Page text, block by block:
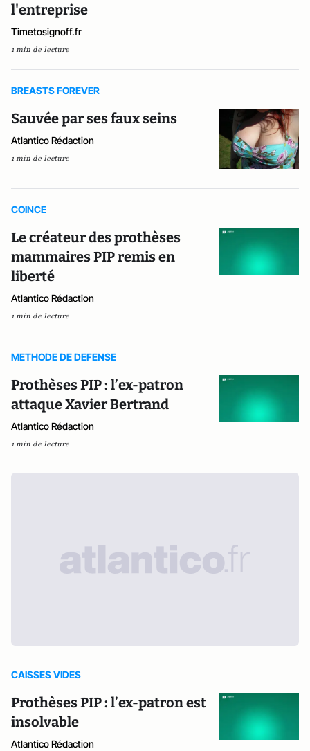
l'entreprise
Timetosignoff.fr
1 min de lecture
BREASTS FOREVER
Sauvée par ses faux seins
Atlantico Rédaction
1 min de lecture
COINCE
Le créateur des prothèses
mammaires PIP remis en
liberté
Atlantico Rédaction
1 min de lecture
METHODE DE DEFENSE
Prothèses PIP : l’ex-patron
attaque Xavier Bertrand
Atlantico Rédaction
1 min de lecture
CAISSES VIDES
Prothèses PIP : l’ex-patron est
insolvable
Atlantico Rédaction